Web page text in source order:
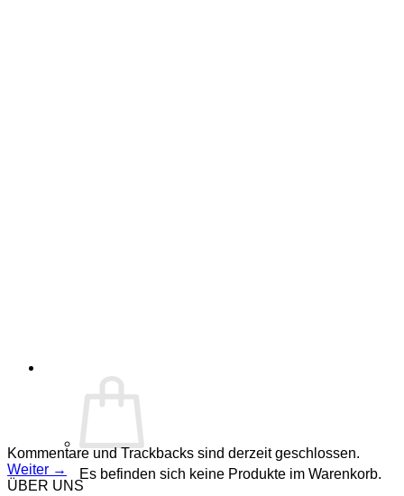
Es befinden sich keine Produkte im Warenkorb.
Kommentare und Trackbacks sind derzeit geschlossen.
Weiter →
ÜBER UNS